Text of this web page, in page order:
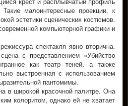
Такие малоинтересные проекции, к
эстетики сценических костюмов.
компьюторной графики и
спектакля явно вторична.
с представлением «Убийство
как театр теней, а также
выстроенная с использованием
пантомимы.
в широкой красочной палитре. Она
колоритом, однако ей не хватает